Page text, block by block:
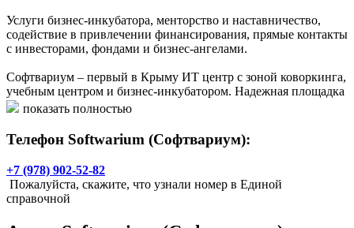
Услуги бизнес-инкубатора, менторство и наставничество,
содействие в привлечении финансирования, прямые контакты
с инвесторами, фондами и бизнес-ангелами.
Софтвариум – первый в Крыму ИТ центр с зоной коворкинга,
учебным центром и бизнес-инкубатором. Надежная площадка
для успешного продвижения ит-проектов: от стартапа до
показать полностью
Телефон Softwarium (Софтвариум):
+7 (978) 902-52-82
Пожалуйста, скажите, что узнали номер в Единой
справочной